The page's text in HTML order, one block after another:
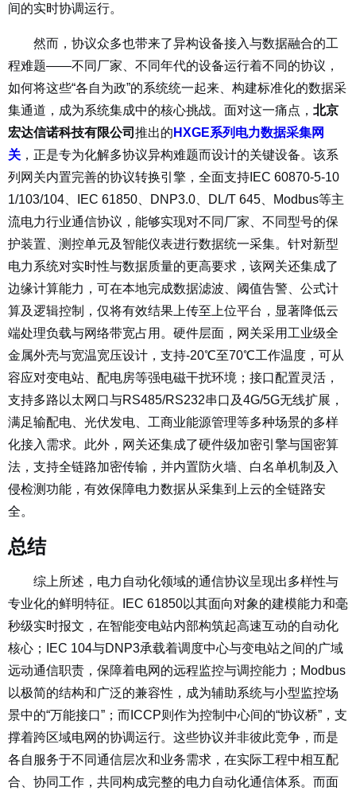
间的实时协调运行。
然而，协议众多也带来了异构设备接入与数据融合的工
程难题——不同厂家、不同年代的设备运行着不同的协议，
如何将这些“各自为政”的系统统一起来、构建标准化的数据采
集通道，成为系统集成中的核心挑战。面对这一痛点， 北京
宏达信诺科技有限公司 推出的 HXGE系列电力数据采集网
关 ，正是专为化解多协议异构难题而设计的关键设备。该系
列网关内置完善的协议转换引擎，全面支持IEC 60870-5-10
1/103/104、IEC 61850、DNP3.0、DL/T 645、Modbus等主
流电力行业通信协议，能够实现对不同厂家、不同型号的保
护装置、测控单元及智能仪表进行数据统一采集。针对新型
电力系统对实时性与数据质量的更高要求，该网关还集成了
边缘计算能力，可在本地完成数据滤波、阈值告警、公式计
算及逻辑控制，仅将有效结果上传至上位平台，显著降低云
端处理负载与网络带宽占用。硬件层面，网关采用工业级全
金属外壳与宽温宽压设计，支持-20℃至70℃工作温度，可从
容应对变电站、配电房等强电磁干扰环境；接口配置灵活，
支持多路以太网口与RS485/RS232串口及4G/5G无线扩展，
满足输配电、光伏发电、工商业能源管理等多种场景的多样
化接入需求。此外，网关还集成了硬件级加密引擎与国密算
法，支持全链路加密传输，并内置防火墙、白名单机制及入
侵检测功能，有效保障电力数据从采集到上云的全链路安
全。
总结
综上所述，电力自动化领域的通信协议呈现出多样性与
专业化的鲜明特征。IEC 61850以其面向对象的建模能力和毫
秒级实时报文，在智能变电站内部构筑起高速互动的自动化
核心；IEC 104与DNP3承载着调度中心与变电站之间的广域
远动通信职责，保障着电网的远程监控与调控能力；Modbus
以极简的结构和广泛的兼容性，成为辅助系统与小型监控场
景中的“万能接口”；而ICCP则作为控制中心间的“协议桥”，支
撑着跨区域电网的协调运行。这些协议并非彼此竞争，而是
各自服务于不同通信层次和业务需求，在实际工程中相互配
合、协同工作，共同构成完整的电力自动化通信体系。而面